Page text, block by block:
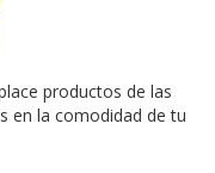
productos de las
en la comodidad de tu